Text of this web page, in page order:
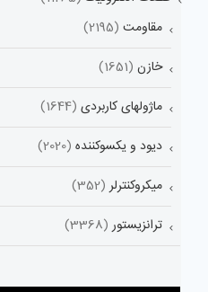
مقاومت (2195)
خازن (1651)
ماژولهای کاربردی (1644)
دیود و یکسوکننده (2020)
میکروکنترلر (352)
ترانزیستور (3368)